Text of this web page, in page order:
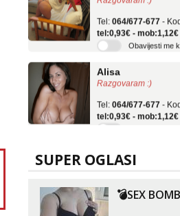
Tel:064/677-677
tel:0,93€ -
Obavijesti me
Razgovaram :)
Tel:064/677-677
tel:0,93€ - mob:1,12€
Obavijesti me
Obavijesti me
SUPER OGLASI
💣SEX